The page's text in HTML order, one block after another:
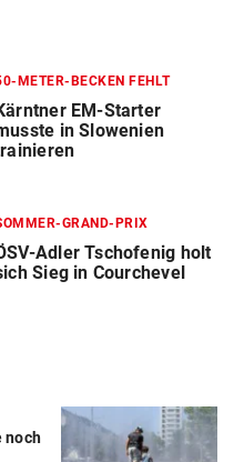
METER-BECKEN FEHLT
EM-Starter
in Slowenien
GRAND-PRIX
Adler Tschofenig holt
Sieg in Courchevel
noch